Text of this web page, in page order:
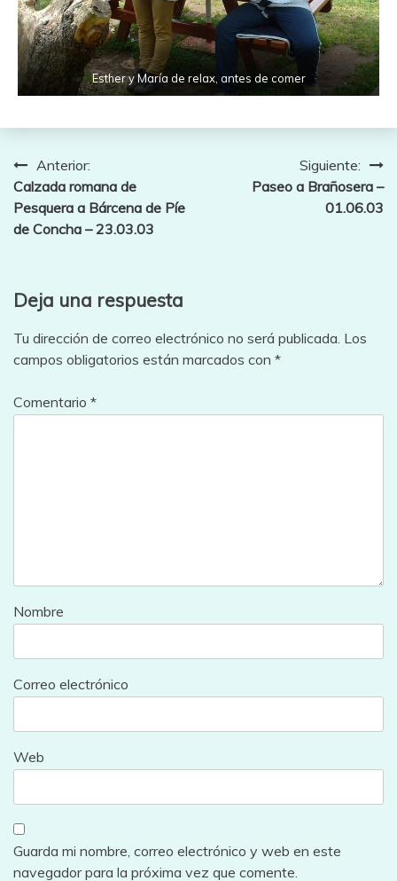
Esther y María de relax, antes de comer
Navegación
de
entradas
Anterior:
Calzada romana de
Pesquera a Bárcena de Píe
de Concha – 23.03.03
Siguiente:
Paseo a Brañosera –
01.06.03
Deja una respuesta
Tu dirección de correo electrónico no será publicada. Los
campos obligatorios están marcados con *
Comentario *
Nombre
Correo electrónico
Web
Guarda mi nombre, correo electrónico y web en este
navegador para la próxima vez que comente.